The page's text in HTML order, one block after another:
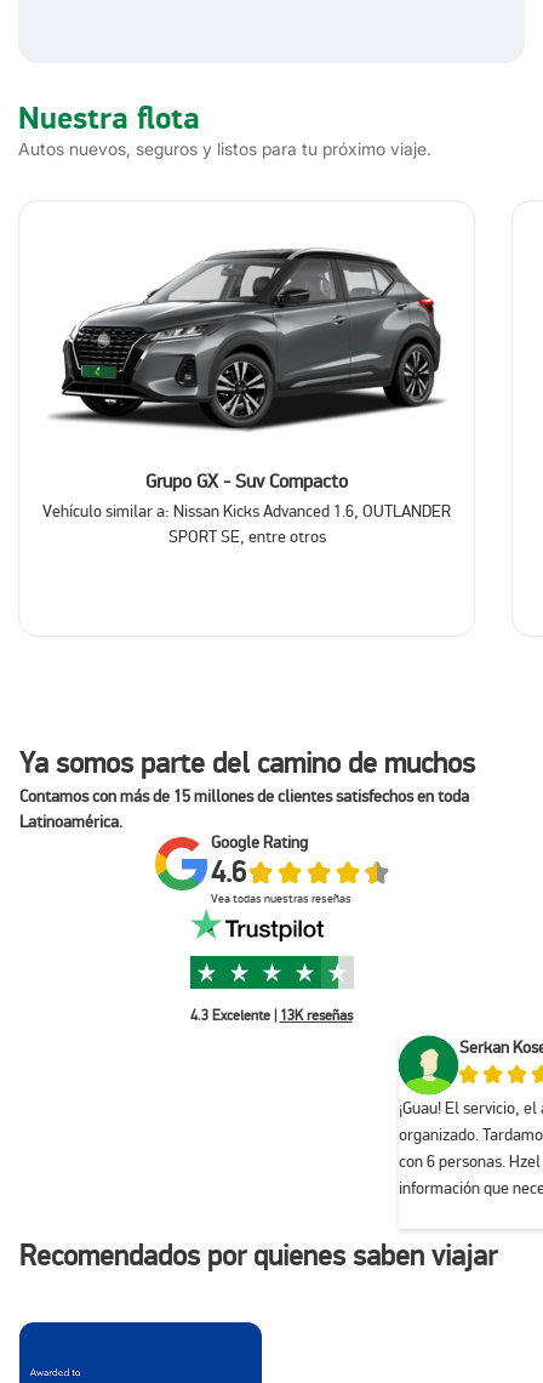
Nuestra flota
Autos nuevos, seguros y listos para tu próximo viaje.
Grupo GX - Suv Compacto
Vehículo similar a: Nissan Kicks Advanced 1.6, OUTLANDER
SPORT SE, entre otros
Ya somos parte del camino de muchos
Contamos con más de 15 millones de clientes satisfechos en toda
Latinoamérica.
4.3 Excelente 13K reseñas
Google Rating
4.6
Vea todas nuestras reseñas
Serkan
¡Guau! El servicio,
organizado.
con 6 personas.
información que
confiable, Localiza
es el lugar. ¡Gracias!
Recomendados por quienes saben viajar